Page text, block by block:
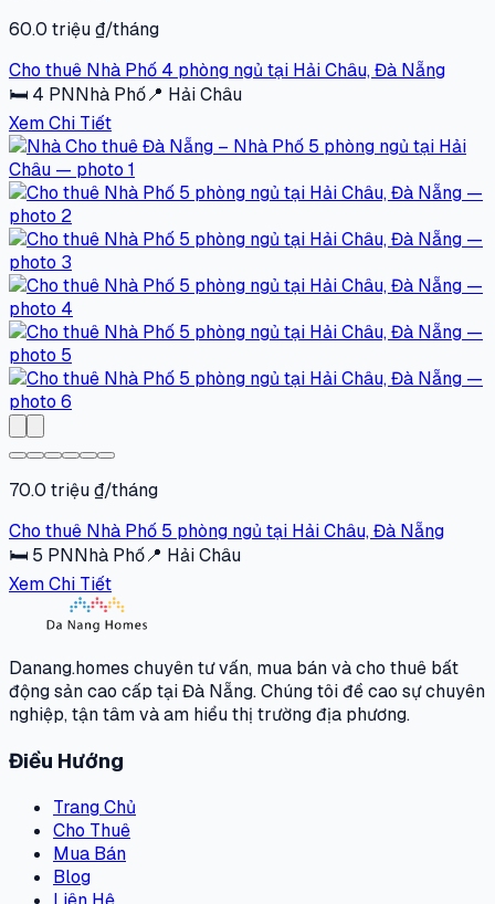
60.0 triệu ₫/tháng
Cho thuê Nhà Phố 4 phòng ngủ tại Hải Châu, Đà Nẵng
🛏 4 PNNhà Phố📍 Hải Châu
Xem Chi Tiết
70.0 triệu ₫/tháng
Cho thuê Nhà Phố 5 phòng ngủ tại Hải Châu, Đà Nẵng
🛏 5 PNNhà Phố📍 Hải Châu
Xem Chi Tiết
Danang.homes chuyên tư vấn, mua bán và cho thuê bất
động sản cao cấp tại Đà Nẵng. Chúng tôi đề cao sự chuyên
nghiệp, tận tâm và am hiểu thị trường địa phương.
Điều Hướng
Trang Chủ
Cho Thuê
Mua Bán
Blog